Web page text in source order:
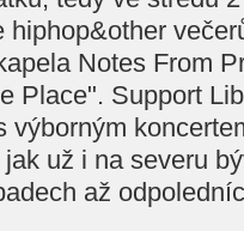
hiphop&other
Notes From
Place". Support
výborným
už i na severu
až